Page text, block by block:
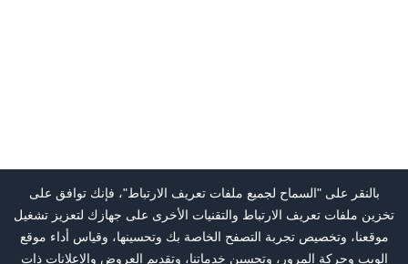
بالنقر على "السماح لجميع ملفات تعريف الارتباط"، فإنك توافق على
تخزين ملفات تعريف الارتباط والتقنيات الأخرى على جهازك لتعزيز تشغيل
موقعنا، وتخصيص تجربة التصفح الخاصة بك وتحسينها، وقياس أداء موقع
الويب وحركة المرور، وتحسين خدماتنا، وتقديم العروض والإعلانات ذات